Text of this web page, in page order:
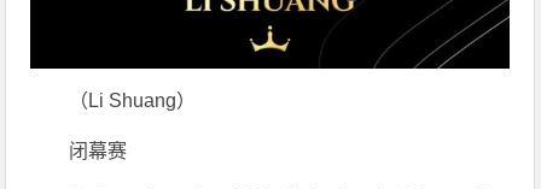
（Li Shuang）
闭幕赛